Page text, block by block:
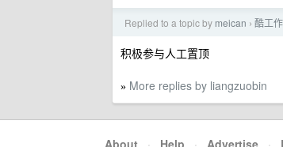
Replied to a topic by meican › 酷工作
积极参与人工置顶
» More replies by liangzuobin
About · Help · Advertise ·